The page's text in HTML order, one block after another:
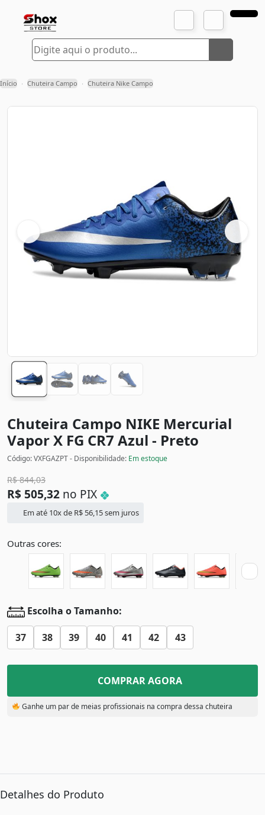
Início › Chuteira Campo › Chuteira Nike Campo
Chuteira Campo NIKE Mercurial
Vapor X FG CR7 Azul - Preto
Código: VXFGAZPT - Disponibilidade: Em estoque
R$844,03
R$ 505,32 no PIX
Em até 10x de R$ 56,15sem juros
Outras cores:
Escolha o Tamanho:
37 38 39 40 41 42 43
COMPRAR AGORA
Ganhe um par de meias profissionais na compra dessa chuteira
Detalhes do Produto